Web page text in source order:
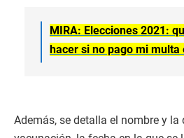
MIRA: Elecciones 2021:
hacer si no pago mi multa
Además, se detalla el nombre y